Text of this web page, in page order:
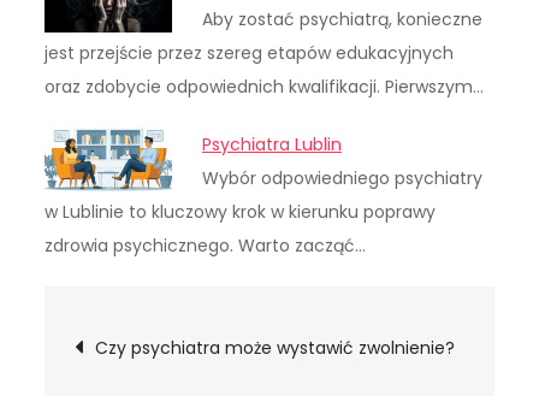
Aby zostać psychiatrą, konieczne
jest przejście przez szereg etapów edukacyjnych
oraz zdobycie odpowiednich kwalifikacji. Pierwszym…
Psychiatra Lublin
Wybór odpowiedniego psychiatry
w Lublinie to kluczowy krok w kierunku poprawy
zdrowia psychicznego. Warto zacząć…
Nawigacja
Czy psychiatra może wystawić zwolnienie?